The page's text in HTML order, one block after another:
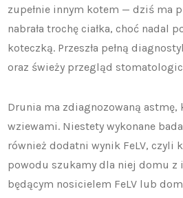
zupełnie innym kotem — dziś ma
nabrała trochę ciałka, choć nadal
koteczką. Przeszła pełną
oraz świeży przegląd
Drunia ma zdiagnozowaną astmę,
wziewami. Niestety wykonane
również dodatni wynik FeLV, czyli
powodu szukamy dla niej domu z
będącym nosicielem FeLV lub